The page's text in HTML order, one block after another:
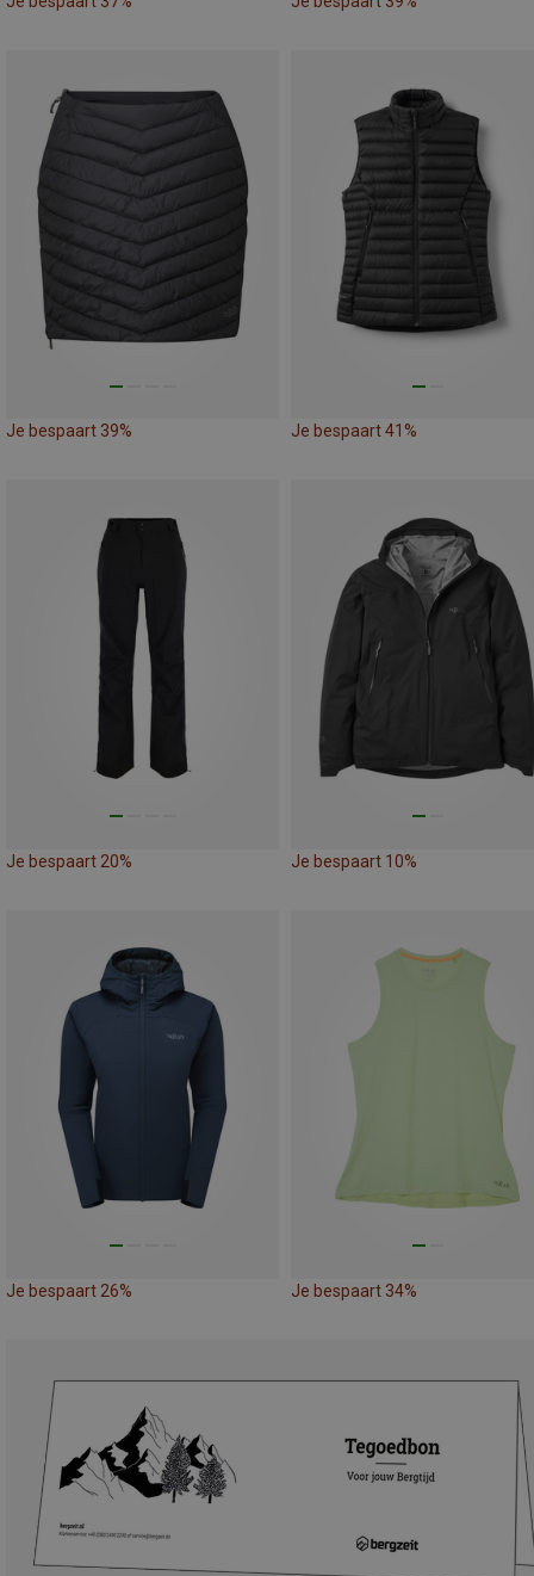
Je bespaart 39% Je bespaart 41%
Je bespaart 20% Je bespaart 10%
Je bespaart 26% Je bespaart 34%